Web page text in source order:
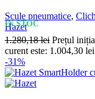
Scule pneumatice,
Hazet
IN STOC
1.280,18lei Prețul
curent este: 1.004,30
-31%